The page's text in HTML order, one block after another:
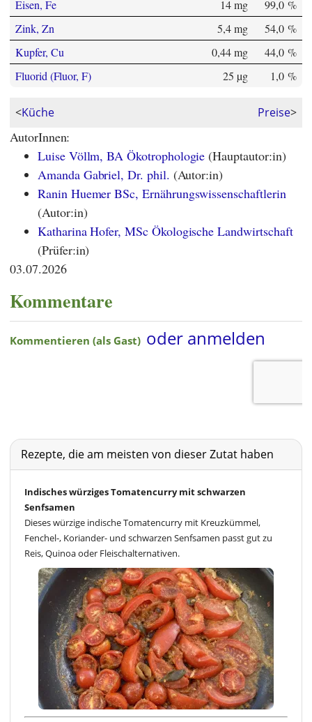
Eisen, Fe 14 mg
99,0 %
Zink, Zn
5,4 mg
54,0 %
Kupfer, Cu
0,44 mg
44,0 %
Fluorid (Fluor, F)
25 µg 1,0 %
<Küche Preise>
AutorInnen:
Luise Völlm, BA Ökotrophologie (Hauptautor:in)
Amanda Gabriel, Dr. phil. (Autor:in)
Ranin Huemer BSc, Ernährungswissenschaftlerin
(Autor:in)
Katharina Hofer, MSc Ökologische Landwirtschaft
(Prüfer:in)
03.07.2026
Kommentare
Rezepte, die am meisten von dieser Zutat haben
Indisches würziges Tomatencurry mit schwarzen
Senfsamen
Dieses würzige indische Tomatencurry mit Kreuzkümmel,
Fenchel-, Koriander- und schwarzen Senfsamen passt gut zu
Reis, Quinoa oder Fleischalternativen.